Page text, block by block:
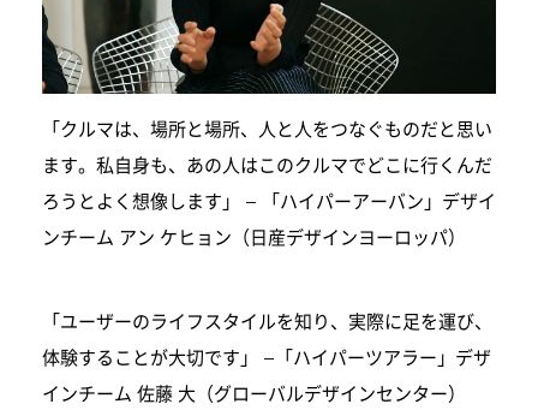
「クルマは、場所と場所、人と人をつなぐものだと思い
ます。私自身も、あの人はこのクルマでどこに行くんだ
ろうとよく想像します」 – 「ハイパーアーバン」デザイ
ンチーム アン ケヒョン（日産デザインヨーロッパ）
「ユーザーのライフスタイルを知り、実際に足を運び、
体験することが大切です」 –「ハイパーツアラー」デザ
インチーム 佐藤 大（グローバルデザインセンター）